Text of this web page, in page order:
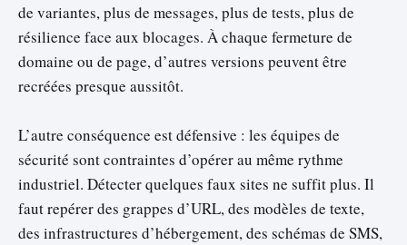
de variantes, plus de messages, plus de tests, plus de
résilience face aux blocages. À chaque fermeture de
domaine ou de page, d’autres versions peuvent être
recréées presque aussitôt.
L’autre conséquence est défensive : les équipes de
sécurité sont contraintes d’opérer au même rythme
industriel. Détecter quelques faux sites ne suffit plus. Il
faut repérer des grappes d’URL, des modèles de texte,
des infrastructures d’hébergement, des schémas de SMS,